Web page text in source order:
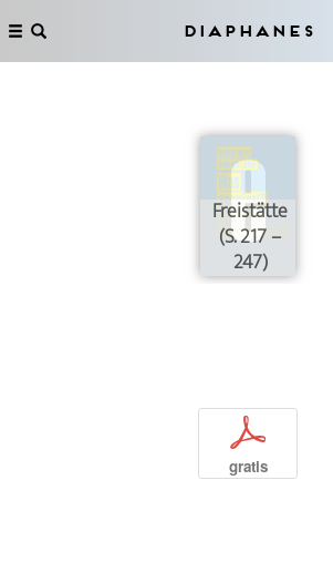
Diaphanes
Freistätte
(S. 217 –
247)
p
gratis